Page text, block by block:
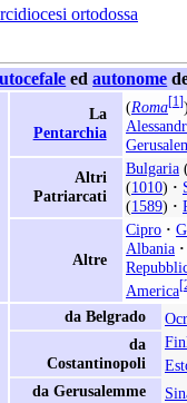
ortodossa
edautonome
La
Pentarchia
(Roma[1]
Altri
Patriarcati
Bulgaria
(1010) ·
(1589) ·
Altre
Cipro ·
Albania ·
America[
da Belgrado
da
Costantinopoli
da Gerusalemme